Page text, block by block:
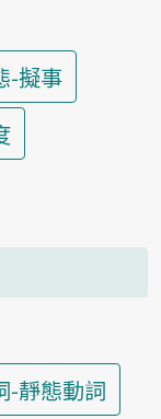
-擬事
-靜態動詞